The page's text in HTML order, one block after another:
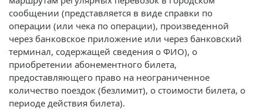
сообщении (представляется в виде справки по
операции (или чека по операции), произведенной
через банковское приложение или через банковский
терминал, содержащей сведения о ФИО), о
приобретении абонементного билета,
предоставляющего право на неограниченное
количество поездок (безлимит), о стоимости билета, о
периоде действия билета).